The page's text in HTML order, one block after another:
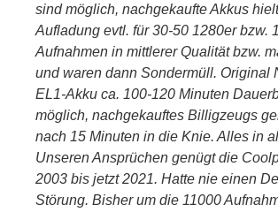
sind möglich, nachgekaufte Akkus
Aufladung evtl. für 30-50 1280er bzw.
Aufnahmen in mittlerer Qualität bzw.
und waren dann Sondermüll. Original
EL1-Akku ca. 100-120 Minuten
möglich, nachgekauftes Billigzeugs
nach 15 Minuten in die Knie. Alles in
Unseren Ansprüchen genügt die
2003 bis jetzt 2021. Hatte nie einen
Störung. Bisher um die 11000